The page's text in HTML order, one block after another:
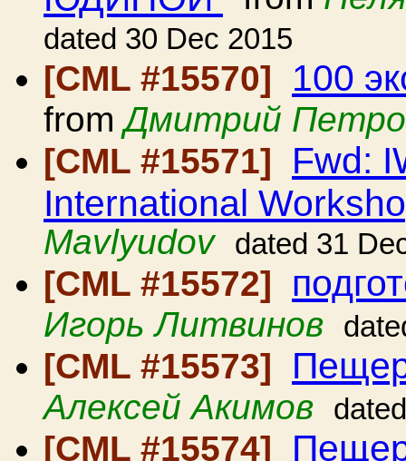
dated 30 Dec 2015
[CML #15570] 100
fromДмитрий
[CML #15571]
Fwd:
International
Mavlyudov
dated 31
[CML #15572]
Игорь Литвинов
[CML #15573]
Алексей Акимов
[CML #15574]